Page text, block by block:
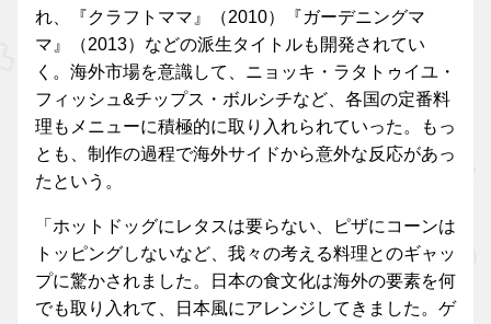
れ、『クラフトママ』（2010）『ガーデニングマ
マ』（2013）などの派生タイトルも開発されてい
く。海外市場を意識して、ニョッキ・ラタトゥイユ・
フィッシュ&チップス・ボルシチなど、各国の定番料
理もメニューに積極的に取り入れられていった。もっ
とも、制作の過程で海外サイドから意外な反応があっ
たという。
「ホットドッグにレタスは要らない、ピザにコーンは
トッピングしないなど、我々の考える料理とのギャッ
プに驚かされました。日本の食文化は海外の要素を何
でも取り入れて、日本風にアレンジしてきました。ゲ